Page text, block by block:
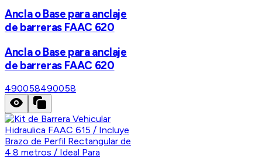
Ancla o Base para anclaje
de barreras FAAC 620
Ancla o Base para anclaje
de barreras FAAC 620
490058490058